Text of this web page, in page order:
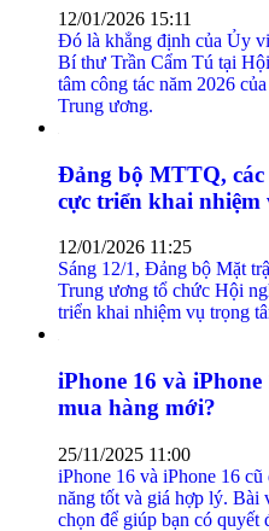
12/01/2026 15:11
Đó là khẳng định của Ủy
Bí thư Trần Cẩm Tú tại
tâm công tác năm 2026
Trung ương.
Đảng bộ MTTQ,
cực triển khai nhiệm
12/01/2026 11:25
Sáng 12/1, Đảng bộ Mặt
Trung ương tổ chức Hội
triển khai nhiệm vụ trọng
iPhone 16 và
mua hàng mới?
25/11/2025 11:00
iPhone 16 và iPhone 16
năng tốt và giá hợp lý. Bài
chọn để giúp bạn có quyết